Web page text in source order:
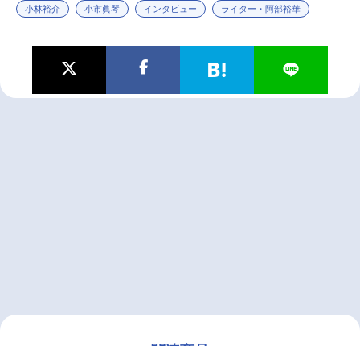
小林裕介 小市眞琴 インタビュー ライター・阿部裕華